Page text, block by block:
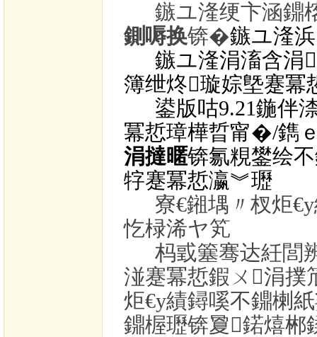
鏃ユ湰绠卞涵鐤
鍘嗕换锛�鏃ユ湰
鏃ユ湰涓滀含涓
簿绁炵璇婃墍蹇
鍙版咕9.21鍦伴
冪悊璋樺晢甯�/鐫
涓撻暱锛氱粯鐢绘
牸蹇冪悊瀛︾瓑
寮€鎺堣〃杈炬
忔椂浠ヤ笂
杩戜簺骞达紝閭
湴蹇冪悊鍜ㄨ涓撲
炬€у績鐞嗘不鐤楋
鐤楃瓑锛夐鍩熺郴